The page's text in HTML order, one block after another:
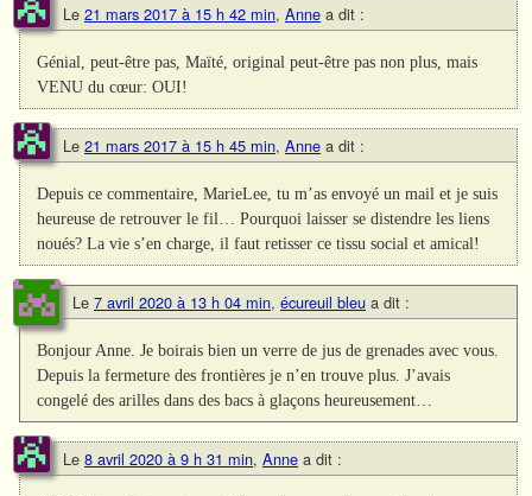
Le 21 mars 2017 à 15 h 42 min, Anne a dit :
Génial, peut-être pas, Maïté, original peut-être pas non plus, mais
VENU du cœur: OUI!
Le 21 mars 2017 à 15 h 45 min, Anne a dit :
Depuis ce commentaire, MarieLee, tu m’as envoyé un mail et je suis
heureuse de retrouver le fil… Pourquoi laisser se distendre les liens
noués? La vie s’en charge, il faut retisser ce tissu social et amical!
Le 7 avril 2020 à 13 h 04 min, écureuil bleu a dit :
Bonjour Anne. Je boirais bien un verre de jus de grenades avec vous.
Depuis la fermeture des frontières je n’en trouve plus. J’avais
congelé des arilles dans des bacs à glaçons heureusement…
Le 8 avril 2020 à 9 h 31 min, Anne a dit :